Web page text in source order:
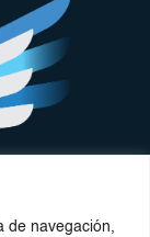
de navegación,